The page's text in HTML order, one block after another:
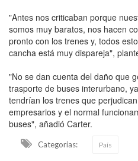
"Antes nos criticaban porque
somos muy baratos, nos hacen
pronto con los trenes y, todos
cancha está muy dispareja",
"No se dan cuenta del daño que
trasporte de buses interurbano,
tendrían los trenes que
empresarios y el normal
buses", añadió Carter.
Categorias: País